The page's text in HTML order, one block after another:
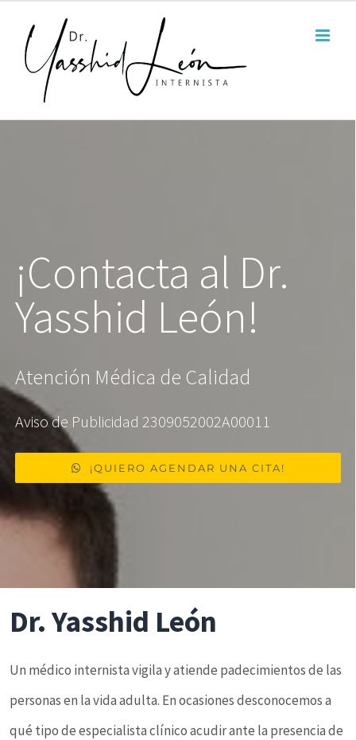
contenido
¡Contacta al Dr.
Yasshid León!
Atención Médica de Calidad
Aviso de Publicidad 2309052002A00011
¡QUIERO AGENDAR UNA CITA!
Dr. Yasshid León
Un médico internista vigila y atiende padecimientos de las
personas en la vida adulta. En ocasiones desconocemos a
qué tipo de especialista clínico acudir ante la presencia de